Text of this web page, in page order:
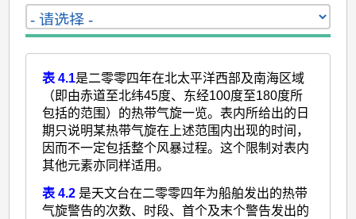
表 4.1是二零零四年在北太平洋西部及南海区域
（即由赤道至北纬45度、东经100度至180度所
包括的范围）的热带气旋一览。表内所给出的日
期只说明某热带气旋在上述范围内出现的时间，
因而不一定包括整个风暴过程。这个限制对表内
其他元素亦同样适用。
表 4.2 是天文台在二零零四年为船舶发出的热带
气旋警告的次数、时段、首个及末个警告发出的